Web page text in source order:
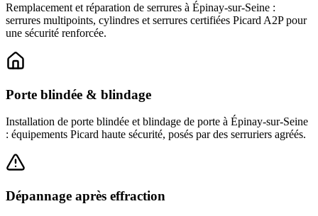
Remplacement et réparation de serrures à Épinay-sur-Seine :
serrures multipoints, cylindres et serrures certifiées Picard A2P pour
une sécurité renforcée.
Porte blindée & blindage
Installation de porte blindée et blindage de porte à Épinay-sur-Seine
: équipements Picard haute sécurité, posés par des serruriers agréés.
Dépannage après effraction